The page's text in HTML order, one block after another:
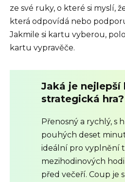
ze své ruky, o které si myslí,
která odpovídá nebo
Jakmile si kartu vyberou,
kartu vypravěče.
Jaká je
strategická hra?
Přenosný a rychlý, s
pouhých deset
ideální pro vyplnění
mezihodinových
před večeří. Coup je